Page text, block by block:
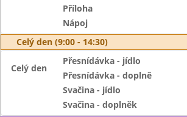
Příloha
Nápoj
Celý den (9:00 - 14:30)
Celý den
Přesnídávka - jídlo
Přesnídávka - doplně
Svačina - jídlo
Svačina - doplněk